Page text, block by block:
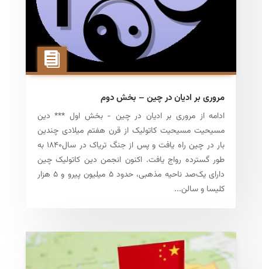
مروری بر ادیان در چین – بخش دوم
ادامه از مروری بر ادیان در چین - بخش اول *** دین
مسیحیت مسیحیت کاتولیک از قرن هفتم میلادی چندین
بار در چین راه یافت و پس از جنگ تریاک در سال۱۸۴۰ به
طور گسترده رواج یافت. اکنون انجمن دین کاتولیک چین
دارای یک‌صد ناحیه مذهبی، حدود ۵ میلیون پیرو و ۵ هزار
کلیسا و سالن...